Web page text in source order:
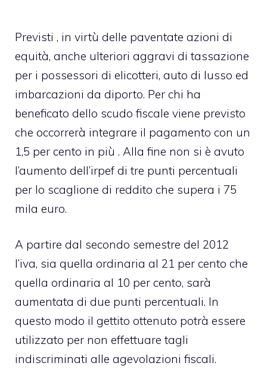
Previsti , in virtù delle paventate azioni di
equità, anche ulteriori aggravi di tassazione
per i possessori di elicotteri, auto di lusso ed
imbarcazioni da diporto. Per chi ha
beneficato dello scudo fiscale viene previsto
che occorrerà integrare il pagamento con un
1,5 per cento in più . Alla fine non si è avuto
l’aumento dell’irpef di tre punti percentuali
per lo scaglione di reddito che supera i 75
mila euro.
A partire dal secondo semestre del 2012
l’iva, sia quella ordinaria al 21 per cento che
quella ordinaria al 10 per cento, sarà
aumentata di due punti percentuali. In
questo modo il gettito ottenuto potrà essere
utilizzato per non effettuare tagli
indiscriminati alle agevolazioni fiscali.